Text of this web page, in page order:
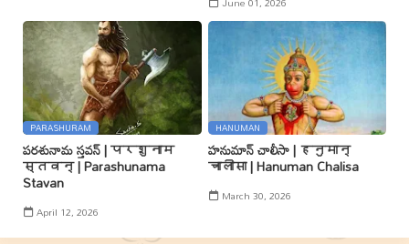
PARASHURAM
పరశునామ స్తవన్ | परशुनाम
स्तवन् | Parashunama
Stavan
April 12, 2026
HANUMAN
హనుమాన్ చాలీసా | हनुमान्
चालीसा | Hanuman Chalisa
March 30, 2026